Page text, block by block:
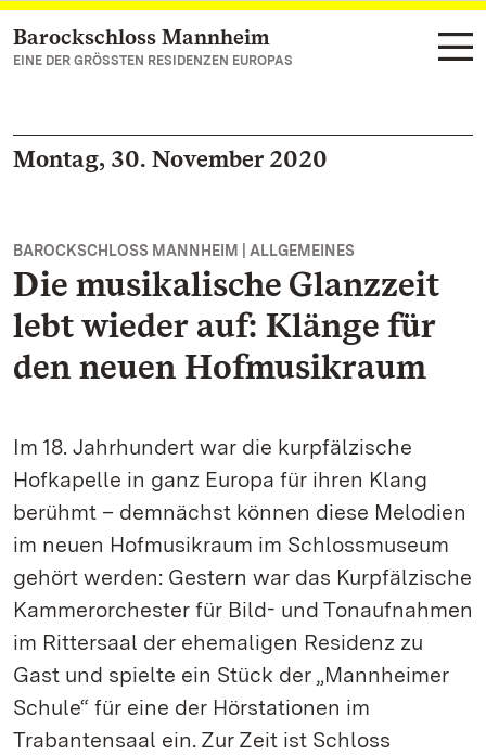
Zum Hauptinhalt springen
Barockschloss Mannheim
EINE DER GRÖSSTEN RESIDENZEN EUROPAS
Montag, 30. November 2020
BAROCKSCHLOSS MANNHEIM | ALLGEMEINES
Die musikalische Glanzzeit
lebt wieder auf: Klänge für
den neuen Hofmusikraum
Im 18. Jahrhundert war die kurpfälzische
Hofkapelle in ganz Europa für ihren Klang
berühmt – demnächst können diese Melodien
im neuen Hofmusikraum im Schlossmuseum
gehört werden: Gestern war das Kurpfälzische
Kammerorchester für Bild- und Tonaufnahmen
im Rittersaal der ehemaligen Residenz zu
Gast und spielte ein Stück der „Mannheimer
Schule“ für eine der Hörstationen im
Trabantensaal ein. Zur Zeit ist Schloss